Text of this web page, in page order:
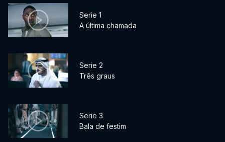
Serie 1
A última chamada
Serie 2
Três graus
Serie 3
Bala de festim